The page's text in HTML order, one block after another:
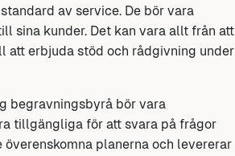
av service. De bör vara
sina kunder. Det kan vara allt från att
att erbjuda stöd och rådgivning under
begravningsbyrå bör vara
tillgängliga för att svara på frågor
planerna och levererar